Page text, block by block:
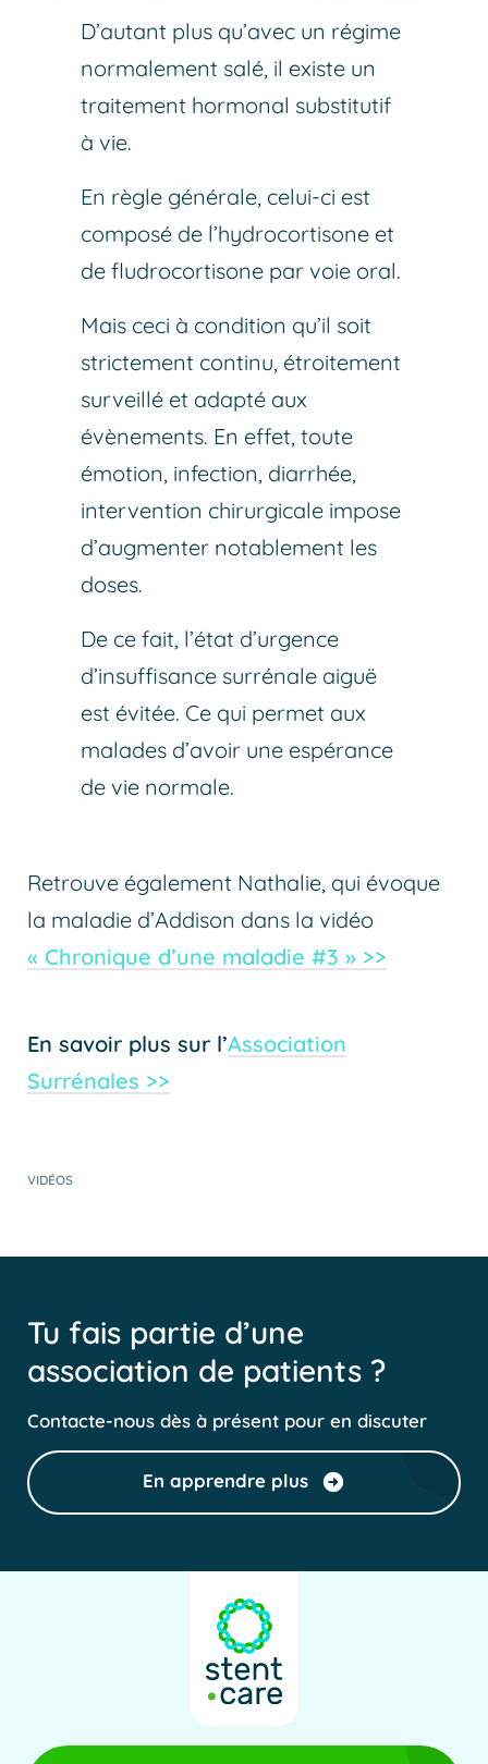
D’autant plus qu’avec un régime
normalement salé, il existe un
traitement hormonal substitutif
à vie.
En règle générale, celui-ci est
composé de l’hydrocortisone et
de fludrocortisone par voie oral.
Mais ceci à condition qu’il soit
strictement continu, étroitement
surveillé et adapté aux
évènements. En effet, toute
émotion, infection, diarrhée,
intervention chirurgicale impose
d’augmenter notablement les
doses.
De ce fait, l’état d’urgence
d’insuffisance surrénale aiguë
est évitée. Ce qui permet aux
malades d’avoir une espérance
de vie normale.
Retrouve également Nathalie, qui évoque
la maladie d’Addison dans la vidéo
« Chronique d’une maladie #3 » >>
En savoir plus sur l’Association
Surrénales >>
VIDÉOS
Tu fais partie d’une
association de patients ?
Contacte-nous dès à présent pour en discuter
En apprendre plus